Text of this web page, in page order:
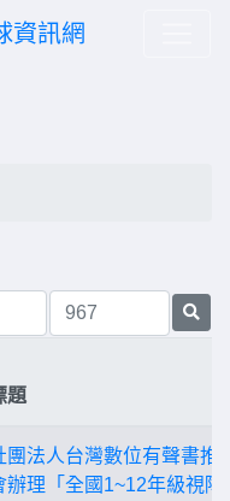
資訊網
題
團法人台灣數位有聲書推
辦理「全國1~12年級視障